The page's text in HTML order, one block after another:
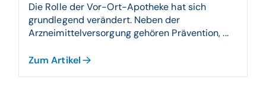
Die Rolle der Vor-Ort-Apotheke hat sich
grundlegend verändert. Neben der
Arzneimittelversorgung gehören Prävention, ...
Zum Artikel